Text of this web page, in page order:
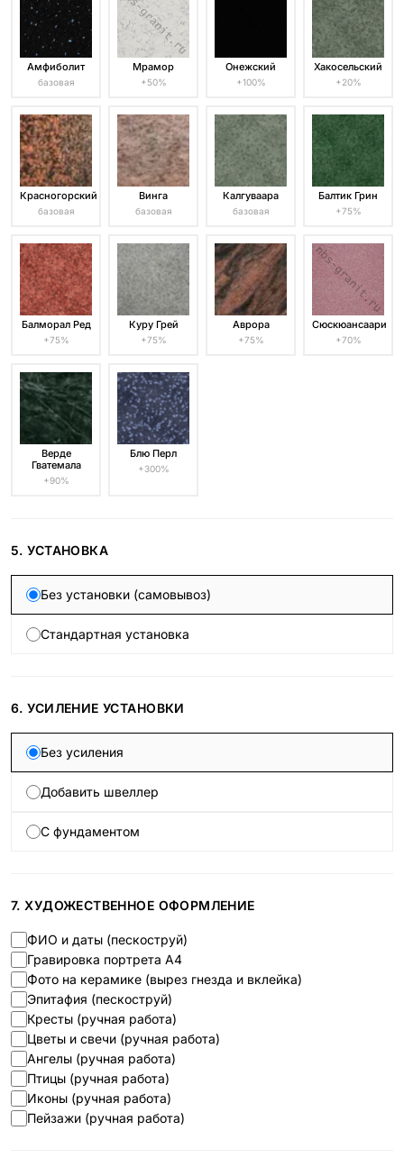
Амфиболит
базовая
Мрамор
+50%
Онежский
+100%
Хакосельский
+20%
Красногорский
базовая
Винга
базовая
Калгуваара
базовая
Балтик Грин
+75%
Балморал Ред
+75%
Куру Грей
+75%
Аврора
+75%
Сюскюансаари
+70%
Верде
Гватемала
+90%
Блю Перл
+300%
5. УСТАНОВКА
Без установки (самовывоз)
Стандартная установка
6. УСИЛЕНИЕ УСТАНОВКИ
Без усиления
Добавить швеллер
С фундаментом
7. ХУДОЖЕСТВЕННОЕ ОФОРМЛЕНИЕ
ФИО и даты (пескоструй)
Гравировка портрета А4
Фото на керамике (вырез гнезда и вклейка)
Эпитафия (пескоструй)
Кресты (ручная работа)
Цветы и свечи (ручная работа)
Ангелы (ручная работа)
Птицы (ручная работа)
Иконы (ручная работа)
Пейзажи (ручная работа)